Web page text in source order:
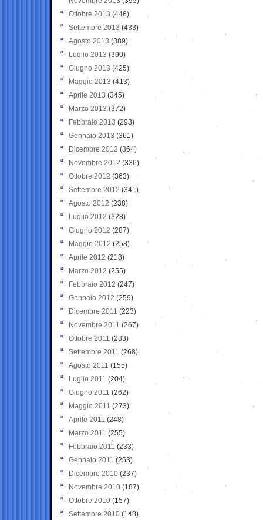
Ottobre 2013 (446)
Settembre 2013 (433)
Agosto 2013 (389)
Luglio 2013 (390)
Giugno 2013 (425)
Maggio 2013 (413)
Aprile 2013 (345)
Marzo 2013 (372)
Febbraio 2013 (293)
Gennaio 2013 (361)
Dicembre 2012 (364)
Novembre 2012 (336)
Ottobre 2012 (363)
Settembre 2012 (341)
Agosto 2012 (238)
Luglio 2012 (328)
Giugno 2012 (287)
Maggio 2012 (258)
Aprile 2012 (218)
Marzo 2012 (255)
Febbraio 2012 (247)
Gennaio 2012 (259)
Dicembre 2011 (223)
Novembre 2011 (267)
Ottobre 2011 (283)
Settembre 2011 (268)
Agosto 2011 (155)
Luglio 2011 (204)
Giugno 2011 (262)
Maggio 2011 (273)
Aprile 2011 (248)
Marzo 2011 (255)
Febbraio 2011 (233)
Gennaio 2011 (253)
Dicembre 2010 (237)
Novembre 2010 (187)
Ottobre 2010 (157)
Settembre 2010 (148)